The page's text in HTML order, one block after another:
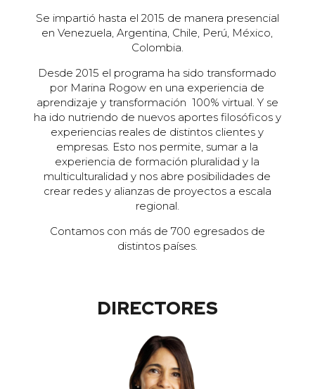
Se impartió hasta el 2015 de manera presencial
en Venezuela, Argentina, Chile, Perú, México,
Colombia.
Desde 2015 el programa ha sido transformado
por Marina Rogow en una experiencia de
aprendizaje y transformación 100% virtual. Y se
ha ido nutriendo de nuevos aportes filosóficos y
experiencias reales de distintos clientes y
empresas. Esto nos permite, sumar a la
experiencia de formación pluralidad y la
multiculturalidad y nos abre posibilidades de
crear redes y alianzas de proyectos a escala
regional.
Contamos con más de 700 egresados de
distintos países.
DIRECTORES